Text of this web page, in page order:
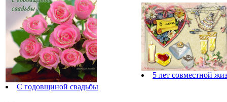
С годовщиной свадьбы
5 лет совместной